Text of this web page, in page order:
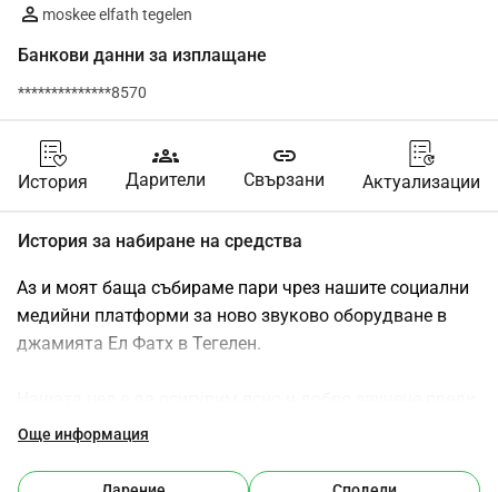
moskee elfath tegelen
Банкови данни за изплащане
**************8570
История
groups
Дарители
link
Свързани Актуализации
История за набиране на средства
Аз и моят баща събираме пари чрез нашите социални
медийни платформи за ново звуково оборудване в
джамията Ел Фатх в Тегелен.
предстоящия Рамазан, както за мъжкото, така и за
следи молитвата и имама.
Още информация